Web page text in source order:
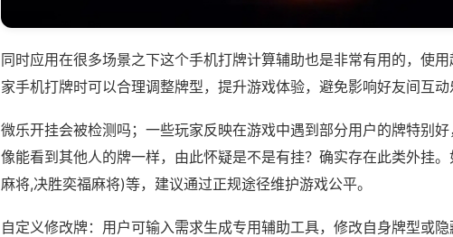
同时应用在很多场景之下这个手机打牌计算辅助也是非常有用的，使
家手机打牌时可以合理调整牌型，提升游戏体验，避免影响好友间互动
微乐开挂会被检测吗；一些玩家反映在游戏中遇到部分用户的牌特别
像能看到其他人的牌一样，由此怀疑是不是有挂？确实存在此类外挂
麻将,决胜奕福麻将)等，建议通过正规途径维护游戏公平。
自定义修改牌：用户可输入需求生成专用辅助工具，修改自身牌型或